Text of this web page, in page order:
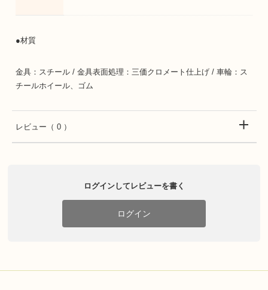
●材質
金具：スチール / 金具表面処理：三価クロメート仕上げ / 車輪：ス
チールホイール、ゴム
レビュー （ 0 ）
ログインしてレビューを書く
ログイン